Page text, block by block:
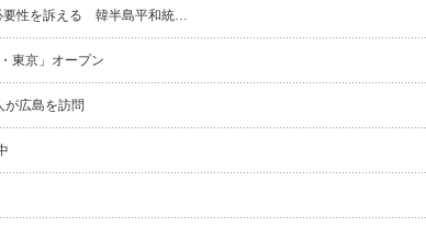
要性を訴える 韓半島平和統…
東京」オープン
広島を訪問